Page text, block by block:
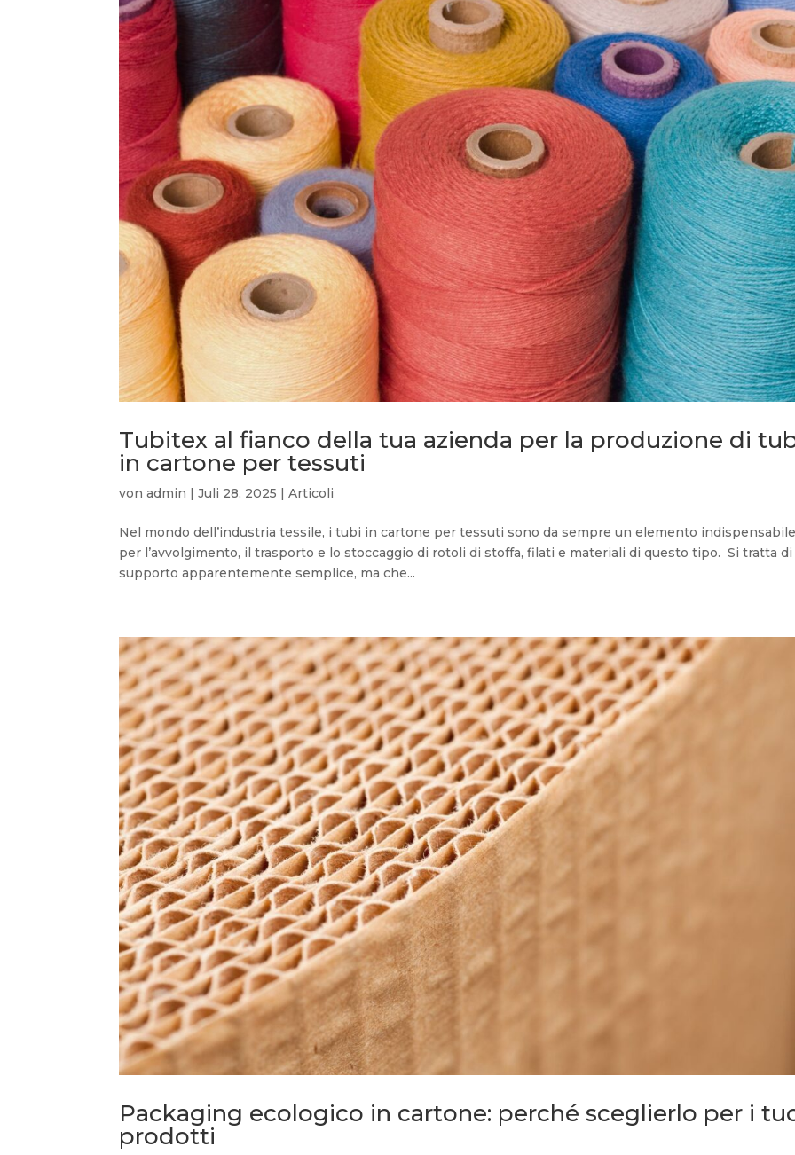
Tubitex al fianco della tua azienda per la produzione di
in cartone per tessuti
vonadmin |Juli 28, 2025 |Articoli
Nel mondo dell’industria tessile, i tubi in cartone per tessuti sono da sempre un elemento
per l’avvolgimento, il trasporto e lo stoccaggio di rotoli di stoffa, filati e materiali di questo tipo. Si tratta
supporto apparentemente semplice, ma che...
Packaging ecologico in cartone: perché sceglierlo per i
prodotti